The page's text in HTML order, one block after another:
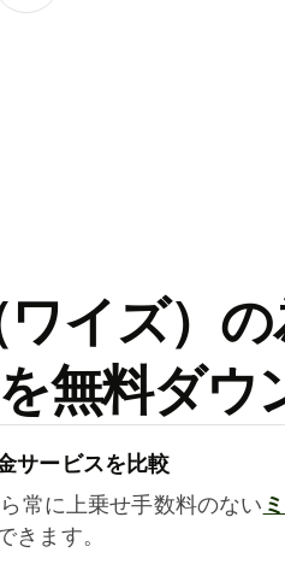
イズ）
無料ダウ
サービスを比較
常に上乗せ手数料のない
きます。